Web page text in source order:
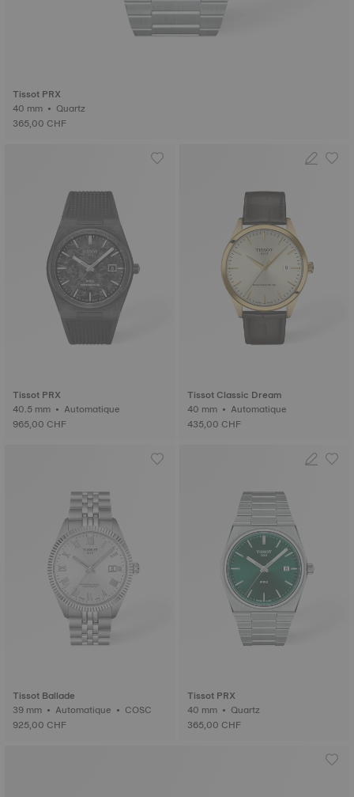
Tissot PRX
40 mm • Quartz
365,00 CHF
Tissot PRX
40.5 mm • Automatique
965,00 CHF
Tissot Classic Dream
40 mm • Automatique
435,00 CHF
Tissot Ballade
39 mm • Automatique • COSC
925,00 CHF
Tissot PRX
40 mm • Quartz
365,00 CHF